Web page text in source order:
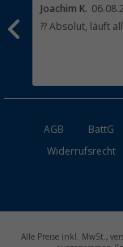
Joachim K.
?? Absolut, läuft
AGB BattG
Widerrufsrecht
Alle Preise inkl. MwSt.,